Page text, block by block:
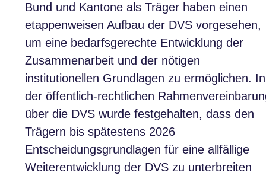
Bund und Kantone als Träger haben einen
etappenweisen Aufbau der DVS vorgesehen,
um eine bedarfsgerechte Entwicklung der
Zusammenarbeit und der nötigen
institutionellen Grundlagen zu ermöglichen. In
der öffentlich-rechtlichen
über die DVS wurde festgehalten, dass den
Trägern bis spätestens 2026
Entscheidungsgrundlagen für eine allfällige
Weiterentwicklung der DVS zu unterbreiten